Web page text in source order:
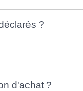
?
d'achat ?